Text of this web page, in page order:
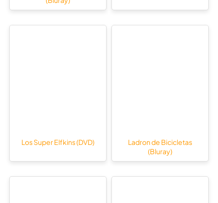
Los Super Elfkins (DVD)
Ladron de Bicicletas
(Bluray)